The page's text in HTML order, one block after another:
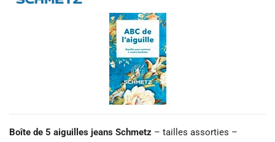
Boîte de 5 aiguilles jeans Schmetz – tailles assorties –